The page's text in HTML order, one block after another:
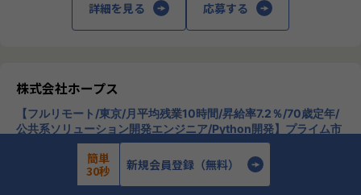
・プロダクトマネージャー
・エンジニアリングマネージャー
■本ポジションの魅力（得られる経験・スキル）
▼AI時代のフルスタックな開発経験：
フロント・バック・インフラ・データモデリングまで、シニ
・発見された脆弱性のトリアージ（CVSSによる重大度評価・
優先順位付け）と修正リード
・CVE・セキュリティアドバイザリの継続モニタリングとプ
ロダクトへの影響評価
選考支援機能も搭載しており、企業の採用活
動をさらに効率化します。
います。社員一人ひとりが主体的に行動し、
新しいアイデアを積極的に提案する文化が根
付いています。また、チームワークを大切に
し、互いにサポートし合う環境が整っていま
す。
【★働き方/リモートワーク】
柔軟な働き方を推奨しており、リモートワー
詳細を見る 応募する
株式会社ホープス
【フルリモート/東京/月平均残業10時間/昇給率7.2％/70歳定年/
公共系ソリューション開発エンジニア/Python開発】プライム市
場上場SHIFTグループで30年以上のの実績あるERP導入支援企
のリモートワーク求人
簡単
30秒
新規会員登録（無料）